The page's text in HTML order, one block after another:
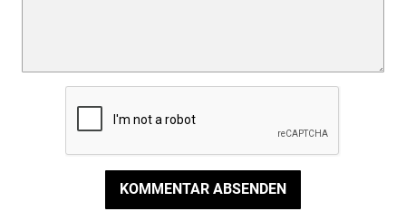
KOMMENTAR ABSENDEN